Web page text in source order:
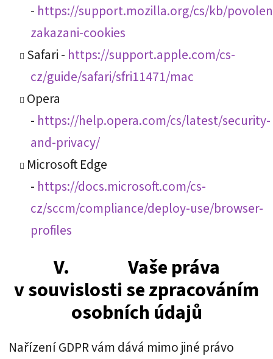
- https://support.mozilla.org/cs/kb/
zakazani-cookies
Safari - https://support.apple.com/cs-
cz/guide/safari/sfri11471/mac
Opera
- https://help.opera.com/cs/latest/security-
and-privacy/
Microsoft Edge
- https://docs.microsoft.com/cs-
cz/sccm/compliance/deploy-use/browser-
profiles
V. Vaše práva
v souvislosti se zpracováním
osobních údajů
Nařízení GDPR vám dává mimo jiné právo